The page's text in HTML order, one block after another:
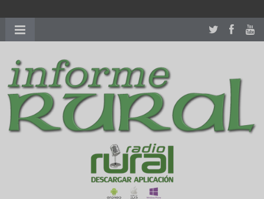
richardmillereplica
women.patekphilippe.tofor sale in usa recognized command with
dining room table ceremony. welcome to our
perfectwatches.is
shop. best youngsexdoll.comwith professional customer
services. 1: 1 design high
https://reallydiamond.com/